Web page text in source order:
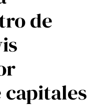
de